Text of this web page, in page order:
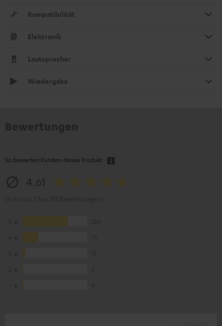
Kompatibilität
Elektronik
Lautsprecher
Wiedergabe
So bewerten Kunden dieses Produkt